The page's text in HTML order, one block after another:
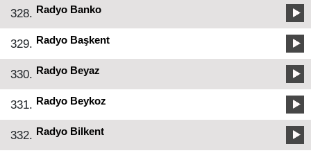
328. Radyo Banko
329. Radyo Başkent
330. Radyo Beyaz
331. Radyo Beykoz
332. Radyo Bilkent